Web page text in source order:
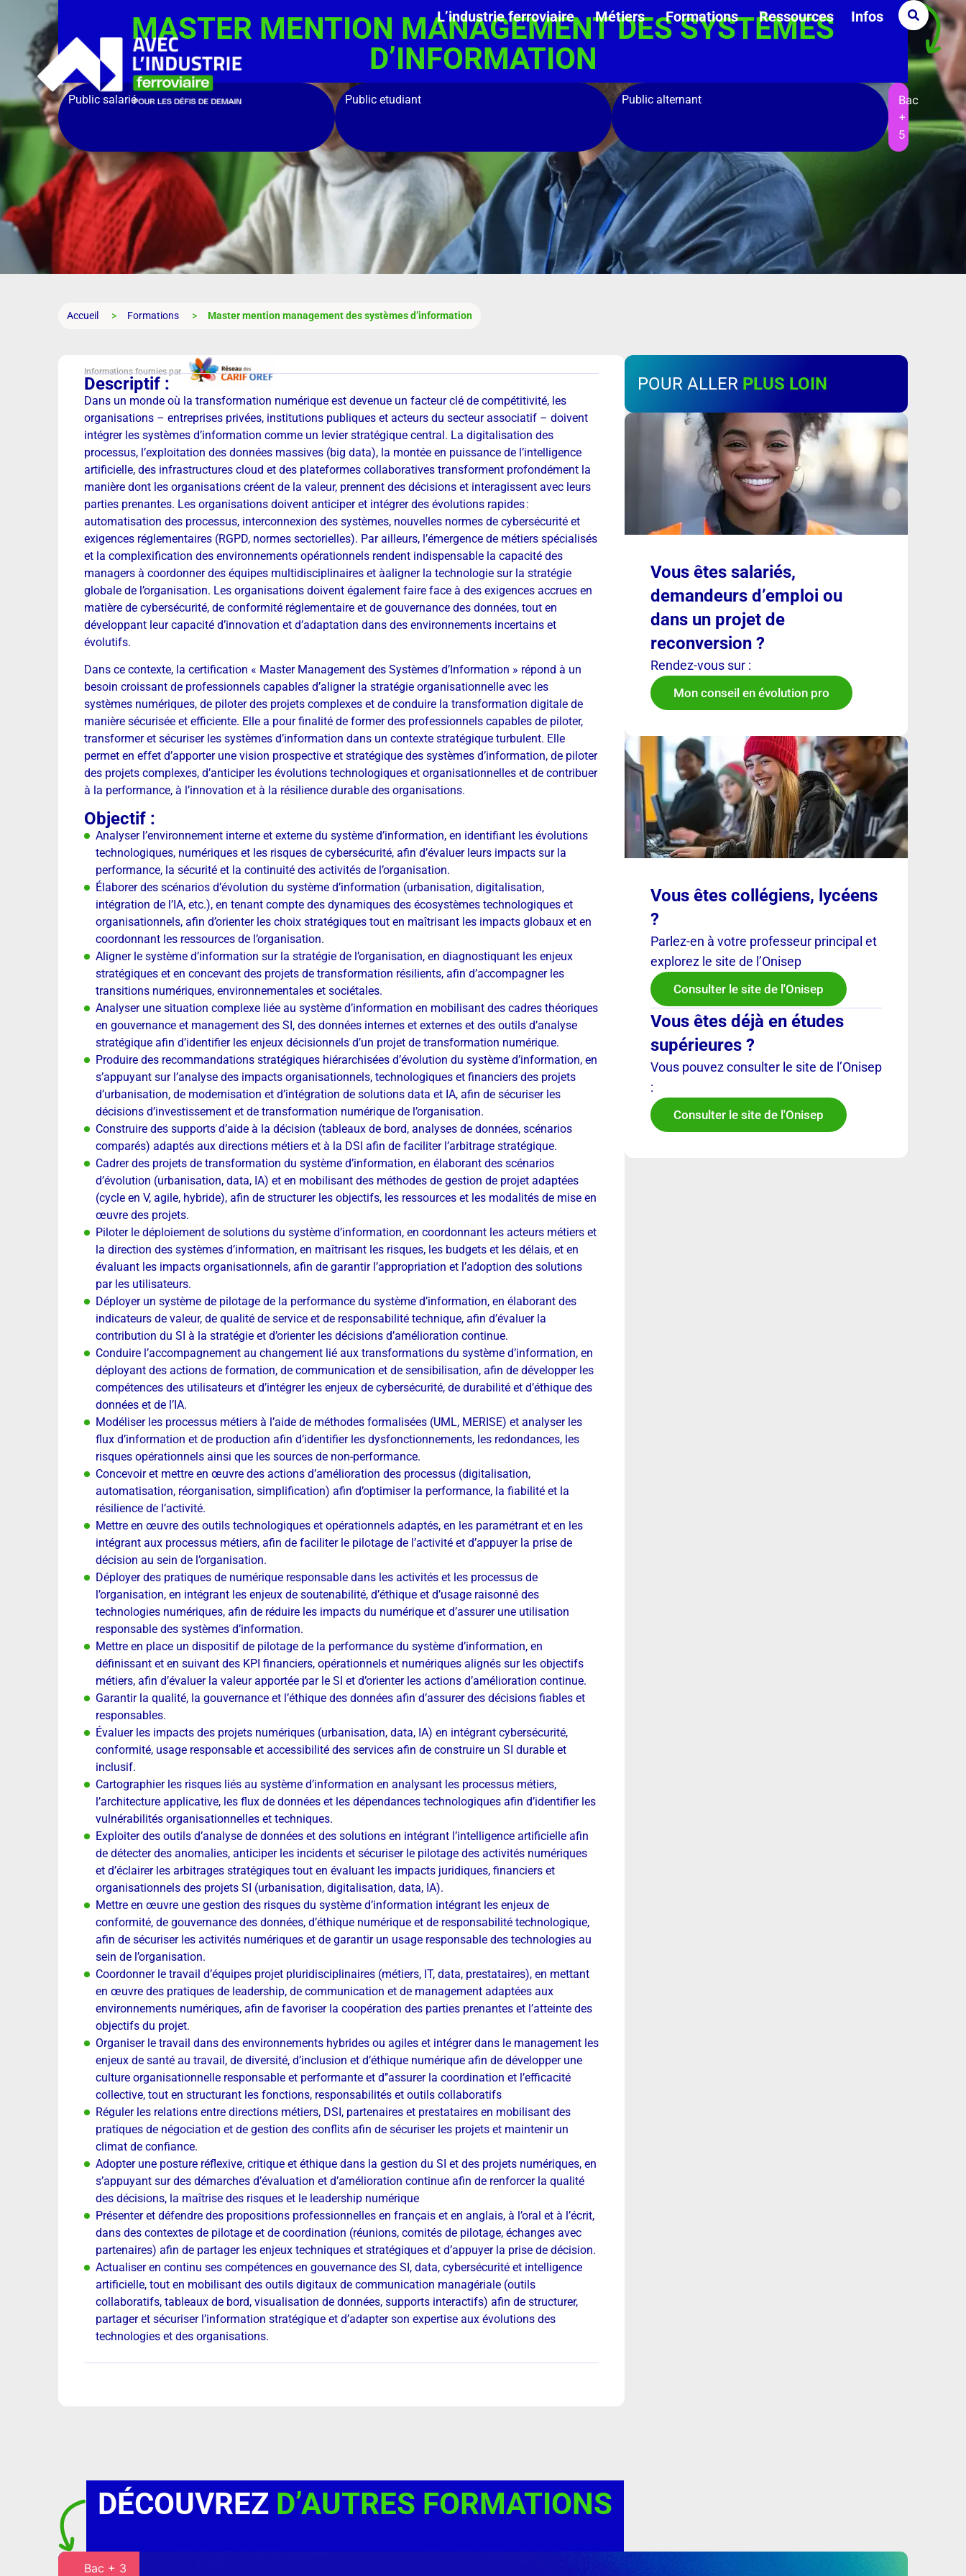
L’industrie ferroviaire Métiers Formations Ressources Infos
MASTER MENTION MANAGEMENT DES SYSTÈMES
D’INFORMATION
Public salarié Public etudiant Public alternant
Bac
+
5
Accueil Formations Master mention management des systèmes d’information
Informations fournies par
Descriptif :
Dans un monde où la transformation numérique est devenue un facteur clé de compétitivité, les
organisations – entreprises privées, institutions publiques et acteurs du secteur associatif – doivent
intégrer les systèmes d’information comme un levier stratégique central. La digitalisation des
processus, l’exploitation des données massives (big data), la montée en puissance de l’intelligence
artificielle, des infrastructures cloud et des plateformes collaboratives transforment profondément la
manière dont les organisations créent de la valeur, prennent des décisions et interagissent avec leurs
parties prenantes. Les organisations doivent anticiper et intégrer des évolutions rapides :
automatisation des processus, interconnexion des systèmes, nouvelles normes de cybersécurité et
exigences réglementaires (RGPD, normes sectorielles). Par ailleurs, l’émergence de métiers spécialisés
et la complexification des environnements opérationnels rendent indispensable la capacité des
managers à coordonner des équipes multidisciplinaires et àaligner la technologie sur la stratégie
globale de l’organisation. Les organisations doivent également faire face à des exigences accrues en
matière de cybersécurité, de conformité réglementaire et de gouvernance des données, tout en
développant leur capacité d’innovation et d’adaptation dans des environnements incertains et
évolutifs.
Dans ce contexte, la certification « Master Management des Systèmes d’Information » répond à un
besoin croissant de professionnels capables d’aligner la stratégie organisationnelle avec les
systèmes numériques, de piloter des projets complexes et de conduire la transformation digitale de
manière sécurisée et efficiente. Elle a pour finalité de former des professionnels capables de piloter,
transformer et sécuriser les systèmes d’information dans un contexte stratégique turbulent. Elle
permet en effet d’apporter une vision prospective et stratégique des systèmes d’information, de piloter
des projets complexes, d’anticiper les évolutions technologiques et organisationnelles et de contribuer
à la performance, à l’innovation et à la résilience durable des organisations.
Objectif :
Analyser l’environnement interne et externe du système d’information, en identifiant les évolutions
technologiques, numériques et les risques de cybersécurité, afin d’évaluer leurs impacts sur la
performance, la sécurité et la continuité des activités de l’organisation.
Élaborer des scénarios d’évolution du système d’information (urbanisation, digitalisation,
intégration de l’IA, etc.), en tenant compte des dynamiques des écosystèmes technologiques et
organisationnels, afin d’orienter les choix stratégiques tout en maîtrisant les impacts globaux et en
coordonnant les ressources de l’organisation.
Aligner le système d’information sur la stratégie de l’organisation, en diagnostiquant les enjeux
stratégiques et en concevant des projets de transformation résilients, afin d’accompagner les
transitions numériques, environnementales et sociétales.
Analyser une situation complexe liée au système d’information en mobilisant des cadres théoriques
en gouvernance et management des SI, des données internes et externes et des outils d’analyse
stratégique afin d’identifier les enjeux décisionnels d’un projet de transformation numérique.
Produire des recommandations stratégiques hiérarchisées d’évolution du système d’information, en
s’appuyant sur l’analyse des impacts organisationnels, technologiques et financiers des projets
d’urbanisation, de modernisation et d’intégration de solutions data et IA, afin de sécuriser les
décisions d’investissement et de transformation numérique de l’organisation.
Construire des supports d’aide à la décision (tableaux de bord, analyses de données, scénarios
comparés) adaptés aux directions métiers et à la DSI afin de faciliter l’arbitrage stratégique.
Cadrer des projets de transformation du système d’information, en élaborant des scénarios
d’évolution (urbanisation, data, IA) et en mobilisant des méthodes de gestion de projet adaptées
(cycle en V, agile, hybride), afin de structurer les objectifs, les ressources et les modalités de mise en
œuvre des projets.
Piloter le déploiement de solutions du système d’information, en coordonnant les acteurs métiers et
la direction des systèmes d’information, en maîtrisant les risques, les budgets et les délais, et en
évaluant les impacts organisationnels, afin de garantir l’appropriation et l’adoption des solutions
par les utilisateurs.
Déployer un système de pilotage de la performance du système d’information, en élaborant des
indicateurs de valeur, de qualité de service et de responsabilité technique, afin d’évaluer la
contribution du SI à la stratégie et d’orienter les décisions d’amélioration continue.
Conduire l’accompagnement au changement lié aux transformations du système d’information, en
déployant des actions de formation, de communication et de sensibilisation, afin de développer les
compétences des utilisateurs et d’intégrer les enjeux de cybersécurité, de durabilité et d’éthique des
données et de l’IA.
Modéliser les processus métiers à l’aide de méthodes formalisées (UML, MERISE) et analyser les
flux d’information et de production afin d’identifier les dysfonctionnements, les redondances, les
risques opérationnels ainsi que les sources de non-performance.
Concevoir et mettre en œuvre des actions d’amélioration des processus (digitalisation,
automatisation, réorganisation, simplification) afin d’optimiser la performance, la fiabilité et la
résilience de l’activité.
Mettre en œuvre des outils technologiques et opérationnels adaptés, en les paramétrant et en les
intégrant aux processus métiers, afin de faciliter le pilotage de l’activité et d’appuyer la prise de
décision au sein de l’organisation.
Déployer des pratiques de numérique responsable dans les activités et les processus de
l’organisation, en intégrant les enjeux de soutenabilité, d’éthique et d’usage raisonné des
technologies numériques, afin de réduire les impacts du numérique et d’assurer une utilisation
responsable des systèmes d’information.
Mettre en place un dispositif de pilotage de la performance du système d’information, en
définissant et en suivant des KPI financiers, opérationnels et numériques alignés sur les objectifs
métiers, afin d’évaluer la valeur apportée par le SI et d’orienter les actions d’amélioration continue.
Garantir la qualité, la gouvernance et l’éthique des données afin d’assurer des décisions fiables et
responsables.
Évaluer les impacts des projets numériques (urbanisation, data, IA) en intégrant cybersécurité,
conformité, usage responsable et accessibilité des services afin de construire un SI durable et
inclusif.
Cartographier les risques liés au système d’information en analysant les processus métiers,
l’architecture applicative, les flux de données et les dépendances technologiques afin d’identifier les
vulnérabilités organisationnelles et techniques.
Exploiter des outils d’analyse de données et des solutions en intégrant l’intelligence artificielle afin
de détecter des anomalies, anticiper les incidents et sécuriser le pilotage des activités numériques
et d’éclairer les arbitrages stratégiques tout en évaluant les impacts juridiques, financiers et
organisationnels des projets SI (urbanisation, digitalisation, data, IA).
Mettre en œuvre une gestion des risques du système d’information intégrant les enjeux de
conformité, de gouvernance des données, d’éthique numérique et de responsabilité technologique,
afin de sécuriser les activités numériques et de garantir un usage responsable des technologies au
sein de l’organisation.
Coordonner le travail d’équipes projet pluridisciplinaires (métiers, IT, data, prestataires), en mettant
en œuvre des pratiques de leadership, de communication et de management adaptées aux
environnements numériques, afin de favoriser la coopération des parties prenantes et l’atteinte des
objectifs du projet.
Organiser le travail dans des environnements hybrides ou agiles et intégrer dans le management les
enjeux de santé au travail, de diversité, d’inclusion et d’éthique numérique afin de développer une
culture organisationnelle responsable et performante et d’’assurer la coordination et l’efficacité
collective, tout en structurant les fonctions, responsabilités et outils collaboratifs
Réguler les relations entre directions métiers, DSI, partenaires et prestataires en mobilisant des
pratiques de négociation et de gestion des conflits afin de sécuriser les projets et maintenir un
climat de confiance.
Adopter une posture réflexive, critique et éthique dans la gestion du SI et des projets numériques, en
s’appuyant sur des démarches d’évaluation et d’amélioration continue afin de renforcer la qualité
des décisions, la maîtrise des risques et le leadership numérique
Présenter et défendre des propositions professionnelles en français et en anglais, à l’oral et à l’écrit,
dans des contextes de pilotage et de coordination (réunions, comités de pilotage, échanges avec
partenaires) afin de partager les enjeux techniques et stratégiques et d’appuyer la prise de décision.
Actualiser en continu ses compétences en gouvernance des SI, data, cybersécurité et intelligence
artificielle, tout en mobilisant des outils digitaux de communication managériale (outils
collaboratifs, tableaux de bord, visualisation de données, supports interactifs) afin de structurer,
partager et sécuriser l’information stratégique et d’adapter son expertise aux évolutions des
technologies et des organisations.
POUR ALLER PLUS LOIN
Vous êtes salariés,
demandeurs d’emploi ou
dans un projet de
reconversion ?
Rendez-vous sur :
Mon conseil en évolution pro
Vous êtes collégiens, lycéens
?
Parlez-en à votre professeur principal et
explorez le site de l’Onisep
Consulter le site de l'Onisep
Vous êtes déjà en études
supérieures ?
Vous pouvez consulter le site de l’Onisep
:
Consulter le site de l'Onisep
DÉCOUVREZ D’AUTRES FORMATIONS
Bac + 3